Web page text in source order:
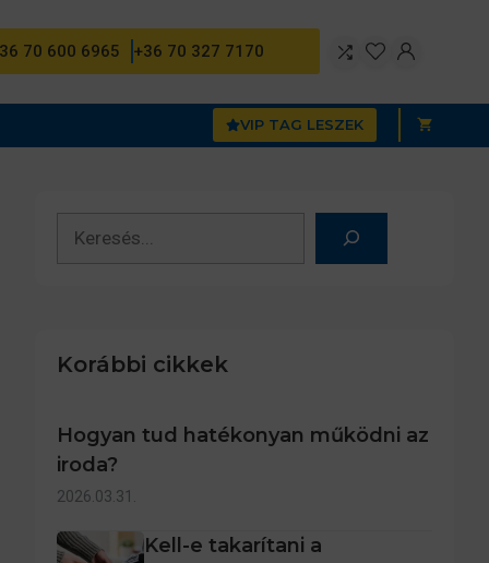
70 600 6965 +36 70 327 7170
VIP TAG LESZEK
Korábbi cikkek
Hogyan tud hatékonyan működni az
iroda?
2026.03.31.
Kell-e takarítani a